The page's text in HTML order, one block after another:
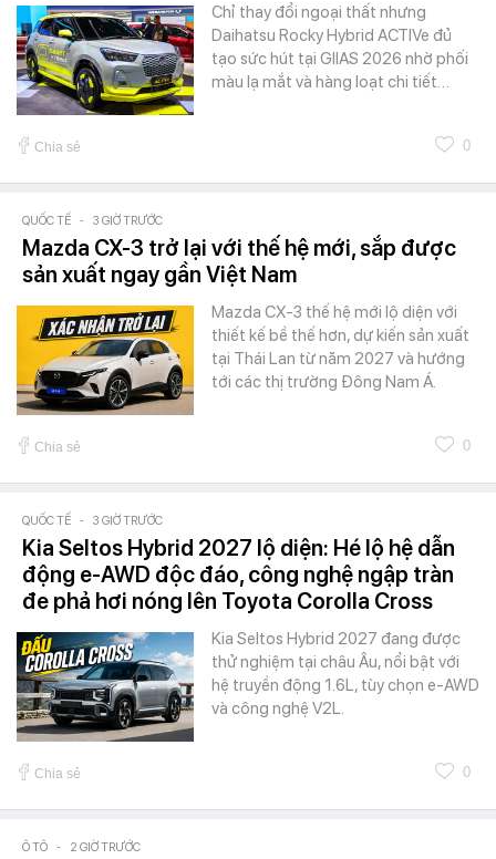
Chỉ thay đổi ngoại thất nhưng
Daihatsu Rocky Hybrid ACTIVe đủ
tạo sức hút tại GIIAS 2026 nhờ phối
màu lạ mắt và hàng loạt chi tiết…
Chia sẻ 0
QUỐC TẾ - 3 GIỜ TRƯỚC
Mazda CX-3 trở lại với thế hệ mới, sắp được
sản xuất ngay gần Việt Nam
Mazda CX-3 thế hệ mới lộ diện với
thiết kế bề thế hơn, dự kiến sản xuất
tại Thái Lan từ năm 2027 và hướng
tới các thị trường Đông Nam Á.
Chia sẻ 0
QUỐC TẾ - 3 GIỜ TRƯỚC
Kia Seltos Hybrid 2027 lộ diện: Hé lộ hệ dẫn
động e-AWD độc đáo, công nghệ ngập tràn
đe phả hơi nóng lên Toyota Corolla Cross
Kia Seltos Hybrid 2027 đang được
thử nghiệm tại châu Âu, nổi bật với
hệ truyền động 1.6L, tùy chọn e-AWD
và công nghệ V2L.
Chia sẻ 0
Ô TÔ - 2 GIỜ TRƯỚC